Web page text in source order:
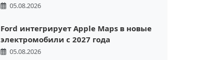
05.08.2026
Ford интегрирует Apple Maps в новые
электромобили с 2027 года
05.08.2026